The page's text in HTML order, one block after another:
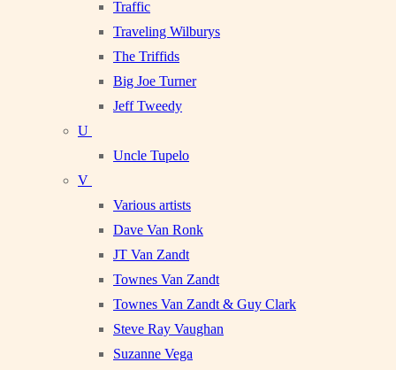
Traffic
Traveling Wilburys
The Triffids
Big Joe Turner
Jeff Tweedy
U
Uncle Tupelo
V
Various artists
Dave Van Ronk
JT Van Zandt
Townes Van Zandt
Townes Van Zandt & Guy Clark
Steve Ray Vaughan
Suzanne Vega